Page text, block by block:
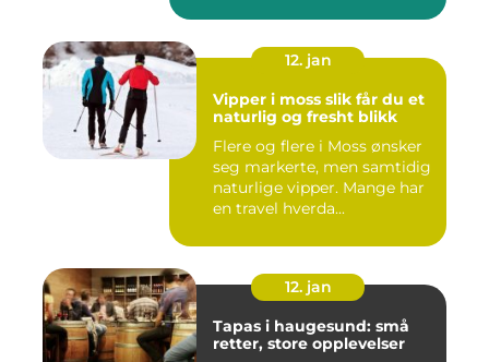
12. jan
Vipper i moss slik får du et
naturlig og fresht blikk
Flere og flere i Moss ønsker
seg markerte, men samtidig
naturlige vipper. Mange har
en travel hverda...
12. jan
Tapas i haugesund: små
retter, store opplevelser